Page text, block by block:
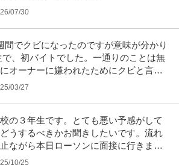
チ
ート年休126日／土日祝休／残業10H以下
みの建コン
あり ミドル活躍中
港＞施設保全サポート◆年休126日／土日祝休／
提供：doda
この条件の求人をもっと見る
07/30
間でクビになったのですが意味が分かり
で、初バイトでした。一通りのことは無
オーナーに嫌われたためにクビと言わ
03/27
の３年生です。とても悪い予感がして
うするべきかお聞きしたいです。流れ
ながら本日ローソンに面接に行きまし
10/25